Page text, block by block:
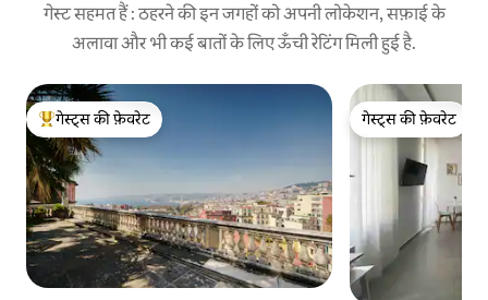
गेस्ट सहमत हैं : ठहरने की इन जगहों को अपनी लोकेशन, सफ़ाई के
अलावा और भी कई बातों के लिए ऊँची रेटिंग मिली हुई है.
गेस्ट्स का टॉप फ़ेवरेट
गेस्ट्स की फ़ेवरेट
गेस्ट्स की फ़ेवरेट
गेस्ट्स की फ़ेवरेट